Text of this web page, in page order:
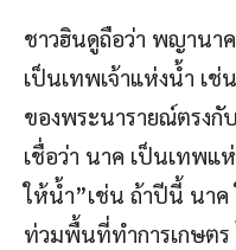
ชาวฮินดูถือว่า พญานา
เป็นเทพเจ้าแห่งน้ำ เ
ของพระนารายณ์ตรง
เชื่อว่า นาค เป็นเทพแ
ให้น้ำ”เช่น ถ้าปีนี้ นาค
ท่วมพื้นที่ทำการเกษตร